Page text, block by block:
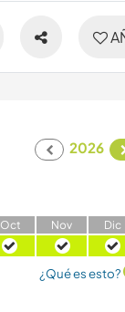
2026
Oct Nov Dic
¿Qué es esto?